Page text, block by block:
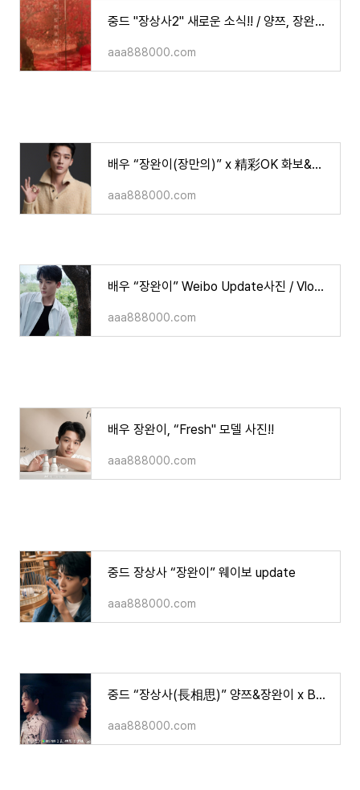
중드 "장상사2" 새로운 소식!! / 양쯔, 장완이,등위,단건차,왕홍이 주연
aaa888000.com
배우 “장완이(장만의)” x 精彩OK 화보&영상
aaa888000.com
배우 “장완이” Weibo Update사진 / Vlog 영상
aaa888000.com
배우 장완이, “Fresh" 모델 사진!!
aaa888000.com
중드 장상사 “장완이” 웨이보 update
aaa888000.com
중드 “장상사(長相思)” 양쯔&장완이 x BAZAAR 커플화보
aaa888000.com